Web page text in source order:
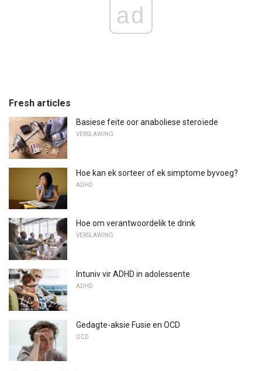
ad
Fresh articles
Basiese feite oor anaboliese steroïede
VERSLAWING
Hoe kan ek sorteer of ek simptome byvoeg?
ADHD
Hoe om verantwoordelik te drink
VERSLAWING
Intuniv vir ADHD in adolessente
ADHD
Gedagte-aksie Fusie en OCD
OCD